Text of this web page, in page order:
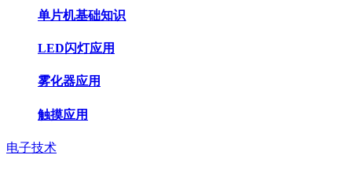
单片机基础知识
LED闪灯应用
雾化器应用
触摸应用
电子技术